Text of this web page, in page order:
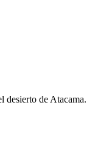
desierto de Atacama.